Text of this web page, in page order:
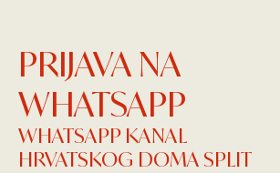
PRIJAVA NA
WHATSAPP
WHATSAPP KANAL
HRVATSKOG DOMA SPLIT